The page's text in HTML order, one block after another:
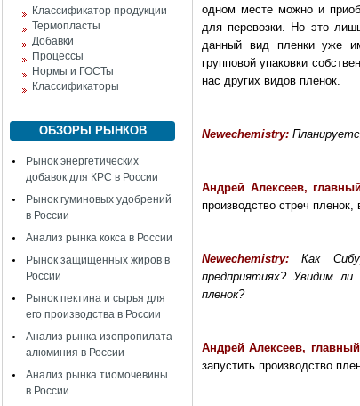
Классификатор продукции
Термопласты
Добавки
Процессы
Нормы и ГОСТы
Классификаторы
ОБЗОРЫ РЫНКОВ
Рынок энергетических
добавок для КРС в России
Рынок гуминовых удобрений
в России
Анализ рынка кокса в России
Рынок защищенных жиров в
России
Рынок пектина и сырья для
его производства в России
Анализ рынка изопропилата
алюминия в России
Анализ рынка тиомочевины
в России
одном месте можно и
для перевозки. Но это
данный вид пленки уже
групповой упаковки
нас других видов пленок.
Newechemistry:
Андрей Алексеев,
производство стреч пленок,
Newechemistry:Как
предприятиях? Увидим
пленок?
Андрей Алексеев,
запустить производство